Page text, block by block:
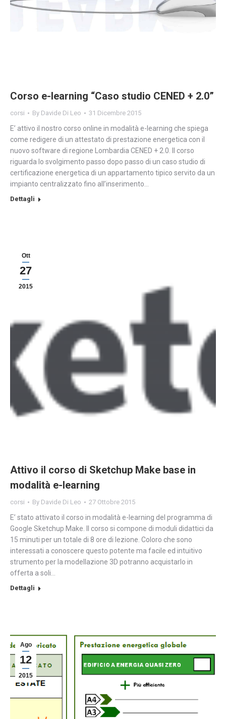
Corso e-learning “Caso studio CENED + 2.0”
corsi By Davide Di Leo 31 Dicembre 2015
E’ attivo il nostro corso online in modalità e-learning che spiega
come redigere di un attestato di prestazione energetica con il
nuovo software di regione Lombardia CENED + 2.0. Il corso
riguarda lo svolgimento passo dopo passo di un caso studio di
certificazione energetica di un appartamento tipico servito da un
impianto centralizzato fino all’inserimento…
Dettagli
Ott
27
2015
Attivo il corso di Sketchup Make base in
modalità e-learning
corsi By Davide Di Leo 27 Ottobre 2015
E’ stato attivato il corso in modalità e-learning del programma di
Google Sketchup Make. Il corso si compone di moduli didattici da
15 minuti per un totale di 8 ore di lezione. Coloro che sono
interessati a conoscere questo potente ma facile ed intuitivo
strumento per la modellazione 3D potranno acquistarlo in
offerta a soli…
Dettagli
Ago
12
2015